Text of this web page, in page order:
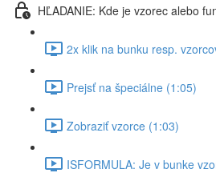
HĽADANIE: Kde je vzorec alebo
2x klik na bunku resp.
Prejsť na špeciálne (1:05)
Zobraziť vzorce (1:03)
ISFORMULA: Je v bunke